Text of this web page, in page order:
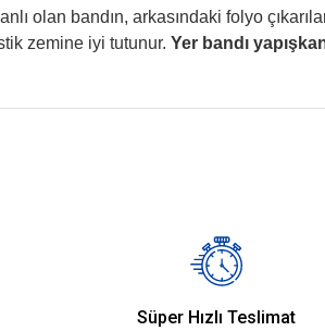
olan bandın, arkasındaki folyo
zemine iyi tutunur. Yer bandı
bilgiler bulunuyor.
daha pahalı.
Süper Hızlı Teslimat